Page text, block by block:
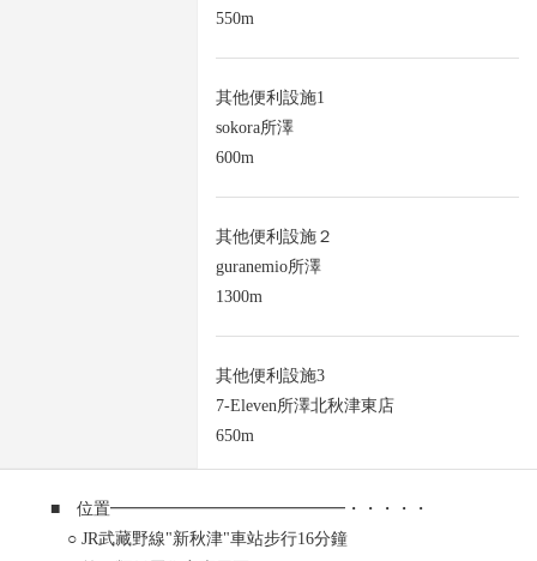
550m
其他便利設施1
sokora所澤
600m
其他便利設施２
guranemio所澤
1300m
其他便利設施3
7-Eleven所澤北秋津東店
650m
■ 位置━━━━━━━━━━━━━━・・・・・
○ JR武藏野線"新秋津"車站步行16分鐘